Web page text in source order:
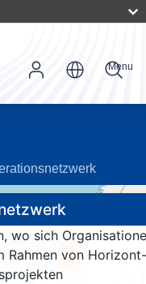
Menu
wo sich
Rahmen von Horizont-
187